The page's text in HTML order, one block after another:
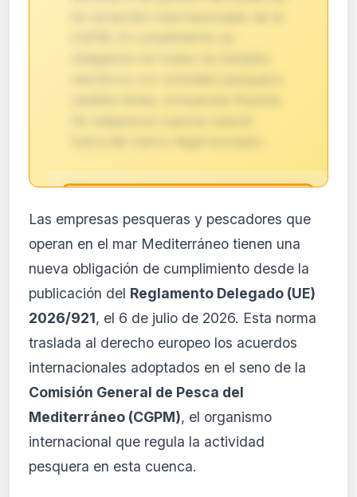
🔒
Análisis de impacto reservado
para suscriptores
El análisis detallado del impacto de esta
normativa está disponible con los planes
completo y recibe alertas personalizadas.
Ver planes
Crear mi cuenta
Desde 9,99 €/mes · Cancela cuando quieras
Las empresas pesqueras y pescadores que
operan en el mar Mediterráneo tienen una
nueva obligación de cumplimiento desde la
publicación del Reglamento Delegado (UE)
2026/921, el 6 de julio de 2026. Esta norma
traslada al derecho europeo los acuerdos
internacionales adoptados en el seno de la
Comisión General de Pesca del
Mediterráneo (CGPM), el organismo
internacional que regula la actividad
pesquera en esta cuenca.